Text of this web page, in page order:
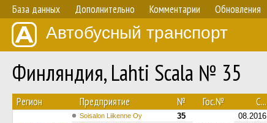
База данных Дополнительно Комментарии Обновления
Автобусный транспорт
Финляндия, Lahti Scala № 35
Регион Предприятие № Гос.№ С...
Soisalon Liikenne Oy
35
08.2016